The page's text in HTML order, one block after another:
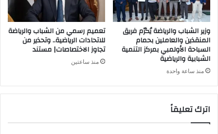
وزير الشباب والرياضة يُكرّم فريق
المنقذين والعاملين بحمام
السباحة الأولمبي بمركز التنمية
الشبابية والرياضية
منذ ساعة واحدة
تعميم رسمي من الشباب والرياضة
للاتحادات الرياضية.. وتحذير من
تجاوز الاختصاصات| مستند
منذ ساعتين
اترك تعليقاً